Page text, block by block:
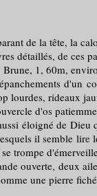
de la tête, la
détaillés, de ces
1, 60m,
d'un
lourdes, rideaux
d'os
éloigné de
il semble
trompe
deux ailes
une pierre